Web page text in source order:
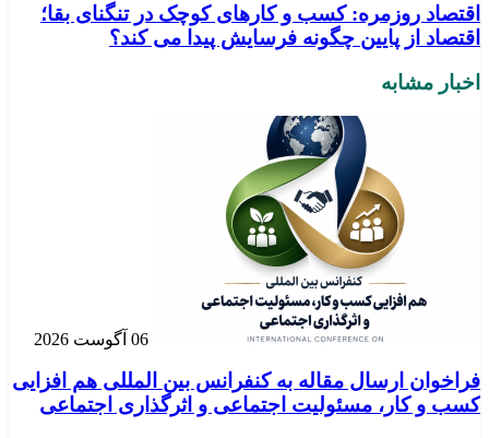
اقتصاد روزمره: کسب‌ و کارهای کوچک در تنگنای بقا؛
اقتصاد از پایین چگونه فرسایش پیدا می کند؟
اخبار مشابه
06 آگوست 2026
فراخوان ارسال مقاله به کنفرانس بین المللی هم افزایی
کسب و کار، مسئولیت اجتماعی و اثرگذاری اجتماعی